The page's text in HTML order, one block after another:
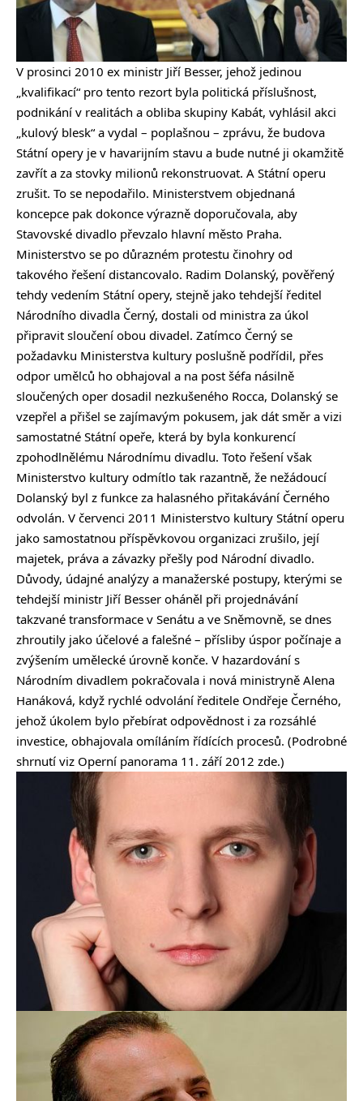
V prosinci 2010 ex ministr Jiří Besser, jehož jedinou
„kvalifikací“ pro tento rezort byla politická příslušnost,
podnikání v realitách a obliba skupiny Kabát, vyhlásil akci
„kulový blesk“ a vydal – poplašnou – zprávu, že budova
Státní opery je v havarijním stavu a bude nutné ji okamžitě
zavřít a za stovky milionů rekonstruovat. A Státní operu
zrušit. To se nepodařilo. Ministerstvem objednaná
koncepce pak dokonce výrazně doporučovala, aby
Stavovské divadlo převzalo hlavní město Praha.
Ministerstvo se po důrazném protestu činohry od
takového řešení distancovalo. Radim Dolanský, pověřený
tehdy vedením Státní opery, stejně jako tehdejší ředitel
Národního divadla Černý, dostali od ministra za úkol
připravit sloučení obou divadel. Zatímco Černý se
požadavku Ministerstva kultury poslušně podřídil, přes
odpor umělců ho obhajoval a na post šéfa násilně
sloučených oper dosadil nezkušeného Rocca, Dolanský se
vzepřel a přišel se zajímavým pokusem, jak dát směr a vizi
samostatné Státní opeře, která by byla konkurencí
zpohodlnělému Národnímu divadlu. Toto řešení však
Ministerstvo kultury odmítlo tak razantně, že nežádoucí
Dolanský byl z funkce za halasného přitakávání Černého
odvolán. V červenci 2011 Ministerstvo kultury Státní operu
jako samostatnou příspěvkovou organizaci zrušilo, její
majetek, práva a závazky přešly pod Národní divadlo.
Důvody, údajné analýzy a manažerské postupy, kterými se
tehdejší ministr Jiří Besser oháněl při projednávání
takzvané transformace v Senátu a ve Sněmovně, se dnes
zhroutily jako účelové a falešné – přísliby úspor počínaje a
zvýšením umělecké úrovně konče. V hazardování s
Národním divadlem pokračovala i nová ministryně Alena
Hanáková, když rychlé odvolání ředitele Ondřeje Černého,
jehož úkolem bylo přebírat odpovědnost i za rozsáhlé
investice, obhajovala omíláním řídících procesů. (Podrobné
shrnutí viz Operní panorama 11. září 2012 zde.)